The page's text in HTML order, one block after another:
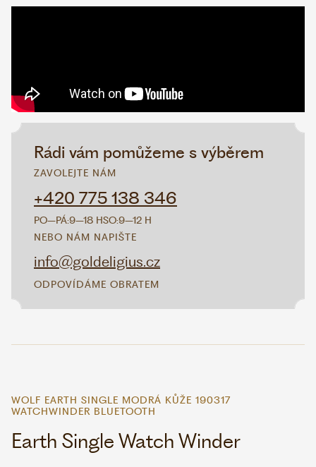
Rádi vám pomůžeme s výběrem
ZAVOLEJTE NÁM
+420 775 138 346
PO–PÁ:9–18 HSO:9–12 H
NEBO NÁM NAPIŠTE
info@goldeligius.cz
ODPOVÍDÁME OBRATEM
WOLF EARTH SINGLE MODRÁ KŮŽE 190317
WATCHWINDER BLUETOOTH
Earth Single Watch Winder